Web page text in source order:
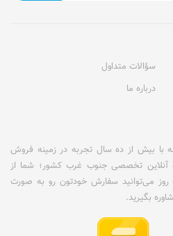
سؤالات متداول
درباره ما
با بیش از ده سال تجربه در زمینه فروش
آنلاین تخصصی جنوب غرب کشور؛ شما از
می‌توانید سفارش خودتون رو به صورت
بگیرید.